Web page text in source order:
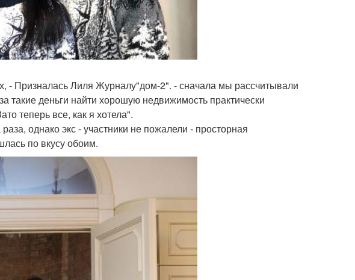
- Призналась Лиля Журналу"дом-2". - сначала мы рассчитывали
такие деньги найти хорошую недвижимость практически
теперь все, как я хотела".
однако экс - участники не пожалели - просторная
по вкусу обоим.